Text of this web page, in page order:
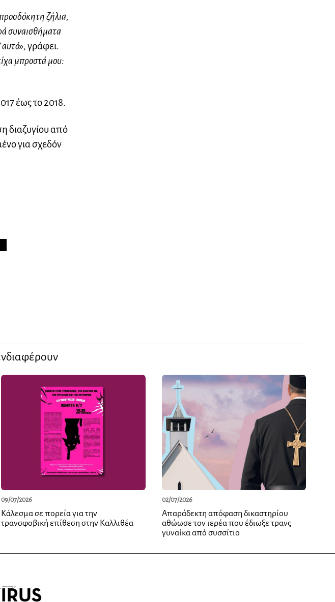
ζήλια,
συναισθήματα
αυτό», γράφει.
μπροστά μου:
έως το 2018.
διαζυγίου από
για σχεδόν
09/07/2026
Κάλεσμα σε πορεία για την
τρανσφοβική επίθεση στην Καλλιθέα
02/07/2026
Απαράδεκτη απόφαση δικαστηρίου
αθώωσε τον ιερέα που έδιωξε τρανς
γυναίκα από συσσίτιο